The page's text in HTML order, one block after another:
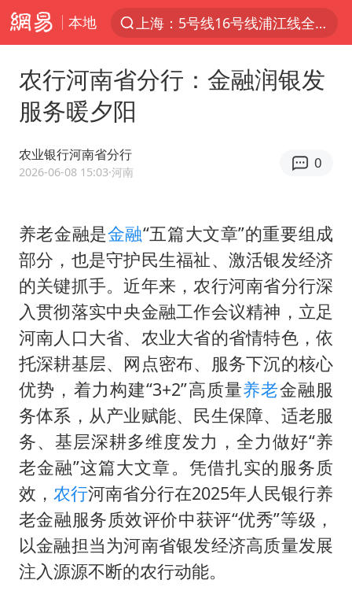
本地
上海：5号线16号线浦江线全线停运
上海有出现龙卷潜势
王艺迪2-4不敌张本美和止步4强
国足U17与阿森纳决赛取消 并列冠军
上门女婿出轨女邻居多年被判重婚罪
王传君 《披荆斩棘》
2025年小学教师减少13.19万
王艺迪无缘横滨赛决赛
泰国：高度重视中国游客旅游体验
于东来直播和胖东来核心团队开会
上海大部迎大暴雨
《龙餐馆》 冲奖
蒯曼挺进WTT横滨冠军赛女单四强
农行河南省分行：金融润银发
服务暖夕阳
农业银行河南省分行
2026-06-08 15:03·河南
0
养老金融是金融“五篇大文章”的重要组成
部分，也是守护民生福祉、激活银发经济
的关键抓手。近年来，农行河南省分行深
入贯彻落实中央金融工作会议精神，立足
河南人口大省、农业大省的省情特色，依
托深耕基层、网点密布、服务下沉的核心
优势，着力构建“3+2”高质量养老金融服
务体系，从产业赋能、民生保障、适老服
务、基层深耕多维度发力，全力做好“养
老金融”这篇大文章。凭借扎实的服务质
效， 农行河南省分行在2025年人民银行养
老金融服务质效评价中获评“优秀”等级，
以金融担当为河南省银发经济高质量发展
注入源源不断的农行动能。